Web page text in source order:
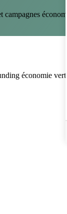
campagnes
économie verte